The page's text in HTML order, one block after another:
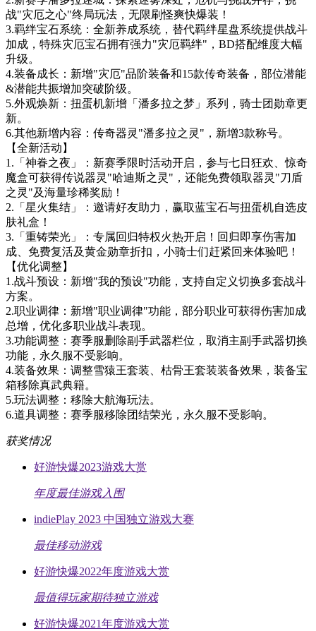
战"灾厄之心"终局玩法，无限刷怪爽快爆装！
3.羁绊宝石系统：全新养成系统，替代羁绊星盘系统提供战斗
加成，特殊灾厄宝石拥有强力"灾厄羁绊"，BD搭配维度大幅
升级。
4.装备成长：新增"灾厄"品阶装备和15款传奇装备，部位潜能
&潜能共振增加突破阶级。
5.外观焕新：扭蛋机新增「潘多拉之梦」系列，骑士团勋章更
新。
6.其他新增内容：传奇器灵"潘多拉之灵"，新增3款称号。
【全新活动】
1.「神眷之夜」：新赛季限时活动开启，参与七日狂欢、惊奇
魔盒可获得传说器灵"哈迪斯之灵"，还能免费领取器灵"刀盾
之灵"及海量珍稀奖励！
2.「星火集结」：邀请好友助力，赢取蓝宝石与扭蛋机自选皮
肤礼盒！
3.「重铸荣光」：专属回归特权火热开启！回归即享伤害加
成、免费复活及黄金勋章折扣，小骑士们赶紧回来体验吧！
【优化调整】
1.战斗预设：新增"我的预设"功能，支持自定义切换多套战斗
方案。
2.职业调律：新增"职业调律"功能，部分职业可获得伤害加成
总增，优化多职业战斗表现。
3.功能调整：赛季服删除副手武器栏位，取消主副手武器切换
功能，永久服不受影响。
4.装备效果：调整雪猿王套装、枯骨王套装装备效果，装备宝
箱移除真武典籍。
5.玩法调整：移除大航海玩法。
6.道具调整：赛季服移除团结荣光，永久服不受影响。
获奖情况
好游快爆2023游戏大赏
年度最佳游戏入围
indiePlay 2023 中国独立游戏大赛
最佳移动游戏
好游快爆2022年度游戏大赏
最值得玩家期待独立游戏
好游快爆2021年度游戏大赏